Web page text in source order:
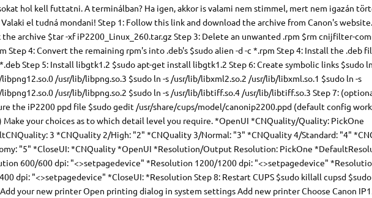
hol kell futtatni. A terminálban? Ha igen, akkor is valami nem stimmel, mert nem igazán
el tudná mondani! Step 1: Follow this link and download the archive from Canon's
the archive $tar -xf iP2200_Linux_260.tar.gz Step 3: Delete an unwanted .rpm $rm cnijfilter-
Step 4: Convert the remaining rpm's into .deb's $sudo alien -d -c *.rpm Step 4: Install the .deb
Step 5: Install libgtk1.2 $sudo apt-get install libgtk1.2 Step 6: Create symbolic links $sudo
/usr/lib/libpng.so.3 $sudo ln -s /usr/lib/libxml2.so.2 /usr/lib/libxml.so.1 $sudo ln -s
/usr/lib/libpng.so.2 $sudo ln -s /usr/lib/libtiff.so.4 /usr/lib/libtiff.so.3 Step 7:
the iP2200 ppd file $sudo gedit /usr/share/cups/model/canonip2200.ppd (default config
Make your choices as to which detail level you require. *OpenUI *CNQuality/Quality: PickOne
3 *CNQuality 2/High: "2" *CNQuality 3/Normal: "3" *CNQuality 4/Standard: "4"
"5" *CloseUI: *CNQuality *OpenUI *Resolution/Output Resolution: PickOne
600/600 dpi: "<>setpagedevice" *Resolution 1200/1200 dpi: "<>setpagedevice"
dpi: "<>setpagedevice" *CloseUI: *Resolution Step 8: Restart CUPS $sudo killall cupsd
your new printer Open printing dialog in system settings Add new printer Choose Canon